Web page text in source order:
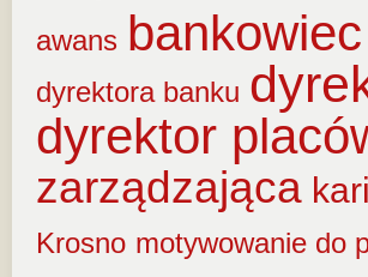
awans bankowiec
dyrektora banku
dyrektor
zarządzająca
Krosno motywowanie do